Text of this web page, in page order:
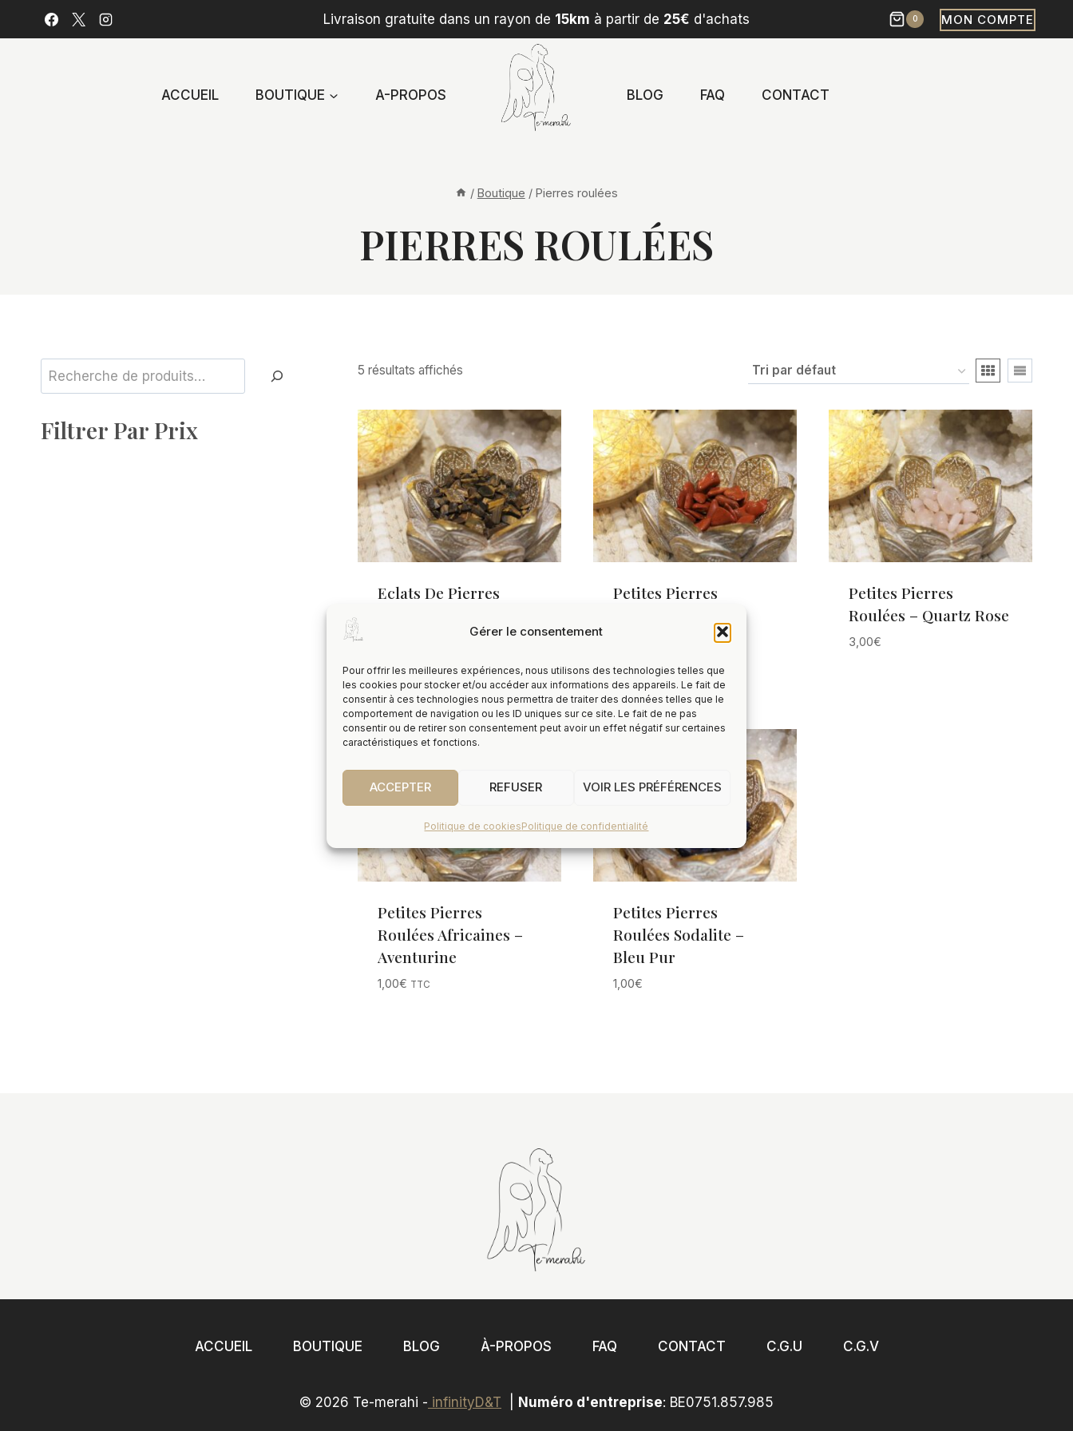
Gérer le consentement
Pour offrir les meilleures expériences, nous utilisons des technologies telles que
les cookies pour stocker et/ou accéder aux informations des appareils. Le fait de
consentir à ces technologies nous permettra de traiter des données telles que le
comportement de navigation ou les ID uniques sur ce site. Le fait de ne pas
consentir ou de retirer son consentement peut avoir un effet négatif sur certaines
caractéristiques et fonctions.
ACCEPTER REFUSER VOIR LES PRÉFÉRENCES
Politique de cookiesPolitique de confidentialité
Livraison gratuite dans un rayon de 15km à partir de 25€ d'achats 0 MON COMPTE
ACCUEIL BOUTIQUE A-PROPOS BLOG FAQ CONTACT
/ Boutique / Pierres roulées
PIERRES ROULÉES
5 résultats affichés
Eclats De Pierres
1,00 TTC
Petites Pierres
1,00
Petites Pierres
Roulées – Quartz Rose
3,00€
Petites Pierres
Roulées Africaines –
Aventurine
1,00€ TTC
Petites Pierres
Roulées Sodalite –
Bleu Pur
1,00€
Rechercher
Filtrer Par Prix
ACCUEIL BOUTIQUE BLOG À-PROPOS FAQ CONTACT C.G.U C.G.V
© 2026 Te-merahi - infinityD&T Numéro d'entreprise: BE0751.857.985